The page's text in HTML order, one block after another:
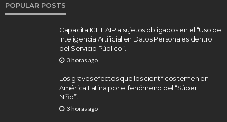
POPULAR POSTS
Capacita ICHITAIP a sujetos obligados en el “Uso de
Inteligencia Artificial en Datos Personales dentro
del Servicio Público”.
3 horas ago
Los graves efectos que los científicos temen en
América Latina por el fenómeno del “Súper El
Niño”.
3 horas ago